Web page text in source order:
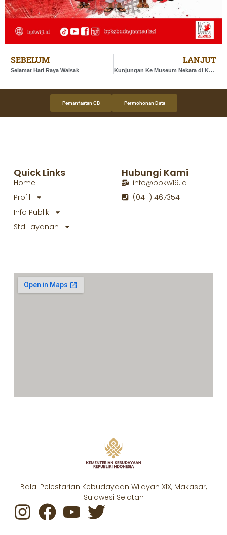
SEBELUM
Selamat Hari Raya Waisak
LANJUT
Kunjungan Ke Museum Nekara di Kepulauan Selayar
Pemanfaatan CB Permohonan Data
Balai Pelestarian Kebudayaan Wilayah XIX, Makasar,
Sulawesi Selatan
Quick Links
Home
Profil
Info Publik
Std Layanan
Hubungi Kami
info@bpkw19.id
(0411) 4673541